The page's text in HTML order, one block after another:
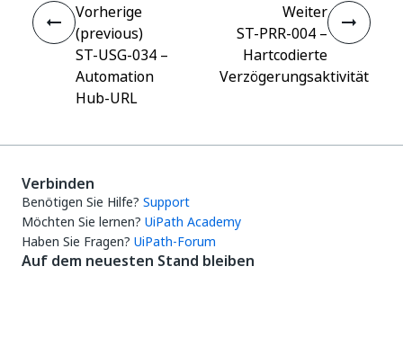
Vorherige
(previous)
ST-USG-034 –
Automation
Hub-URL
Weiter
ST-PRR-004 –
Hartcodierte
Verzögerungsaktivität
Verbinden
Benötigen Sie Hilfe? Support
Möchten Sie lernen? UiPath Academy
Haben Sie Fragen? UiPath-Forum
Auf dem neuesten Stand bleiben